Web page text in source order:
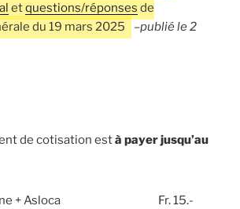
etquestions/réponses de
du 19 mars 2025
–publié le 2
de cotisation està payer jusqu’au
+ Asloca Fr. 15.-